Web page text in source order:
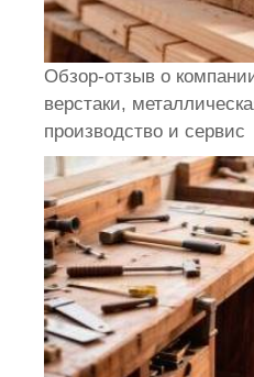
Обзор-отзыв о
верстаки,
производство и сервис